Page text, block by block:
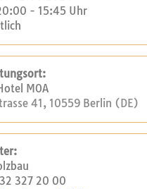
- 15:45 Uhr
MOA
41, 10559 Berlin (DE)
327 20 00